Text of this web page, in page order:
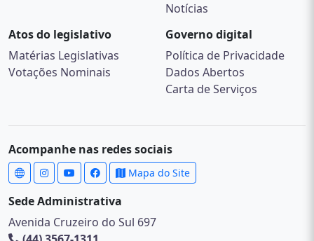
Notícias
Atos do legislativo
Matérias Legislativas
Votações Nominais
Governo digital
Política de Privacidade
Dados Abertos
Carta de Serviços
Acompanhe nas redes sociais
Mapa do Site
Sede Administrativa
Avenida Cruzeiro do Sul 697